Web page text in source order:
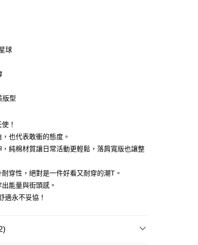
後付」】
在收到商品之後才付款」的支付方式。 讓您購物簡單
會員、不需綁卡、不需儲值。
號碼，簡訊認證，即可結帳。
品／服務後，再付款。
」結帳流程】
，您將收到繳費通知簡訊。
球
版型
！
也代表敢衝的態度。
純棉材質讓日常活動更輕鬆，落肩寬版也讓整
穿性，絕對是一件好看又耐穿的潮T。
能量與街頭感。
適永不妥協！